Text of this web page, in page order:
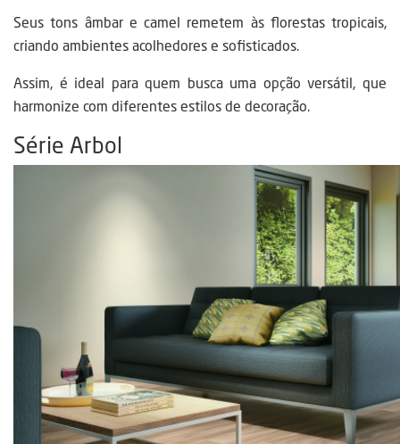
Seus tons âmbar e camel remetem às florestas tropicais,
criando ambientes acolhedores e sofisticados.
Assim, é ideal para quem busca uma opção versátil, que
harmonize com diferentes estilos de decoração.
Série Arbol